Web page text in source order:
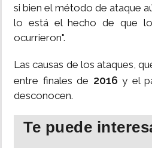
si bien el método de ataque
lo está el hecho de que
ocurrieron".
Las causas de los ataques,
entre finales de 2016y el
desconocen.
Te puede